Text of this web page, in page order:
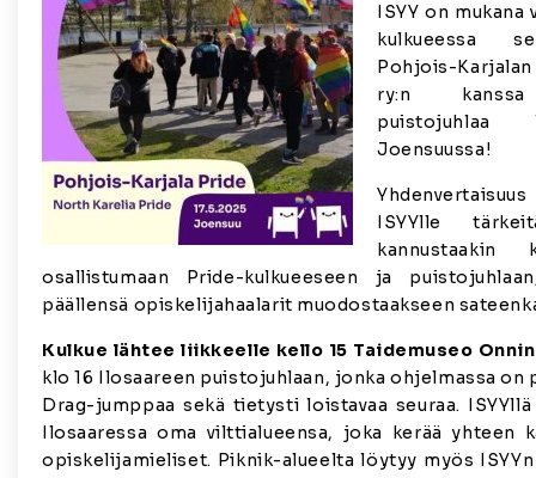
ISYY on
kulkueessa
Pohjois-
ry:n kanssa
puistojuhlaa
Joensuussa!
ISYYlle
kannustaakin
osallistumaan Pride-kulkueeseen ja
päällensä opiskelijahaalarit muodostaakseen
Kulkue lähtee liikkeelle kello 15 Taidemuseo Onnin
klo 16 Ilosaareen puistojuhlaan, jonka ohjelmassa on
Drag-jumppaa sekä tietysti loistavaa seuraa.
Ilosaaressa oma vilttialueensa, joka kerää yhteen
opiskelijamieliset. Piknik-alueelta löytyy myös